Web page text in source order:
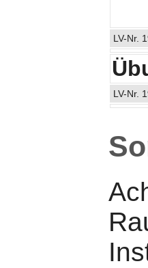
LV-Nr.
LV-Nr.